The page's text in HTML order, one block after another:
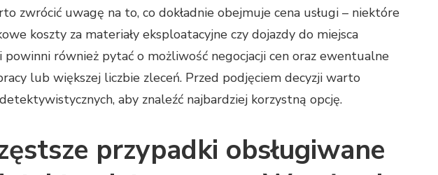
zwrócić uwagę na to, co dokładnie obejmuje cena usługi – niektóre
koszty za materiały eksploatacyjne czy dojazdy do miejsca
powinni również pytać o możliwość negocjacji cen oraz ewentualne
lub większej liczbie zleceń. Przed podjęciem decyzji warto
aby znaleźć najbardziej korzystną opcję.
przypadki obsługiwane